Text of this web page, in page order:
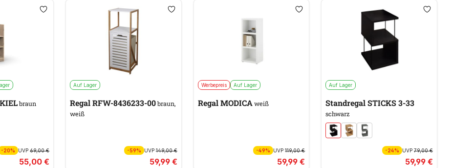
braun
-20% UVP69,00 €
55,00 €
Auf Lager
Regal RFW-8436233-00braun,
weiß
-59% UVP149,00 €
59,99 €
Werbepreis Auf Lager
Regal MODICAweiß
-49% UVP119,00 €
59,99 €
Auf Lager
Standregal STICKS 3-33
schwarz
-24% UVP 79,00 €
59,99 €